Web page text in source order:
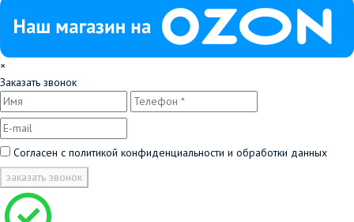
×
Заказать звонок
Согласен с политикой конфиденциальности и обработки данных
заказать звонок